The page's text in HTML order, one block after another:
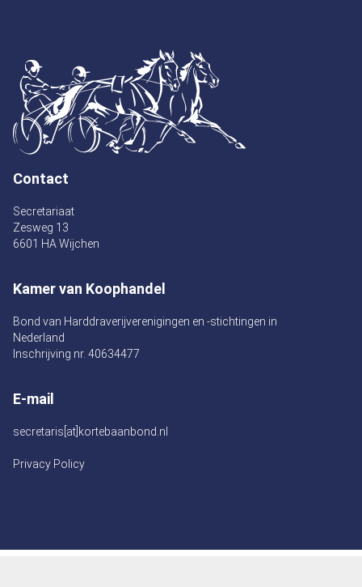
Contact
Secretariaat
Zesweg 13
6601 HA Wijchen
Kamer van Koophandel
Bond van Harddraverijverenigingen en -stichtingen in
Nederland
Inschrijving nr. 40634477
E-mail
secretaris[at]kortebaanbond.nl
Privacy Policy